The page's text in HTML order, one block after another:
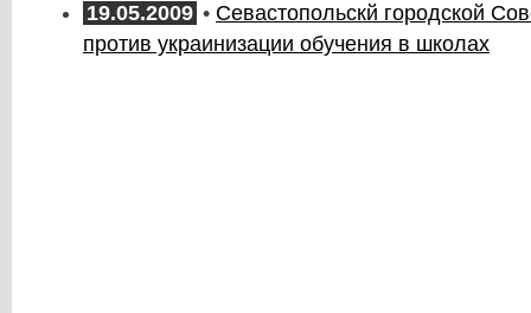
19.05.2009 • Севастопольскй городской
против украинизации обучения в школах